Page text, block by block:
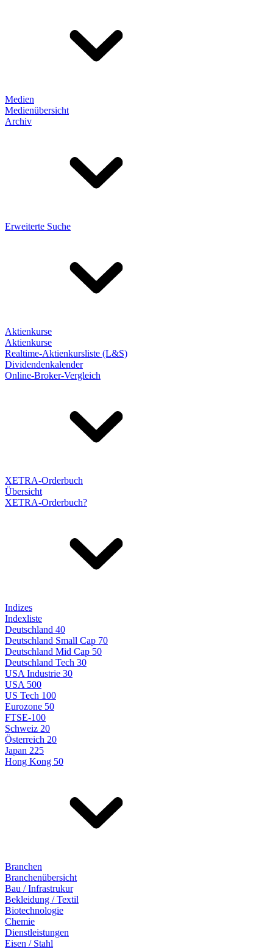
Medien
Medienübersicht
Archiv
Erweiterte Suche
Aktienkurse
Aktienkurse
Realtime-Aktienkursliste (L&S)
Dividendenkalender
Online-Broker-Vergleich
XETRA-Orderbuch
Übersicht
XETRA-Orderbuch?
Indizes
Indexliste
Deutschland 40
Deutschland Small Cap 70
Deutschland Mid Cap 50
Deutschland Tech 30
USA Industrie 30
USA 500
US Tech 100
Eurozone 50
FTSE-100
Schweiz 20
Österreich 20
Japan 225
Hong Kong 50
Branchen
Branchenübersicht
Bau / Infrastrukur
Bekleidung / Textil
Biotechnologie
Chemie
Dienstleistungen
Eisen / Stahl